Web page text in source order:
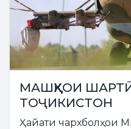
МАШҚҲОИ
ТОҶИКИСТОН
Ҳайати чархболҳои